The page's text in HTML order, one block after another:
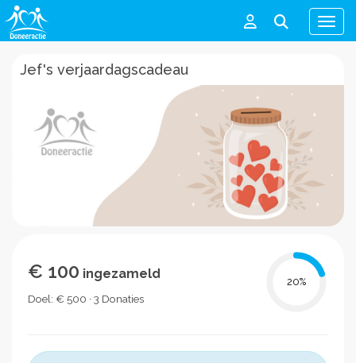
Menu
Jef's verjaardagscadeau
€ 100 ingezameld
Doel: € 500 · 3 Donaties
20%